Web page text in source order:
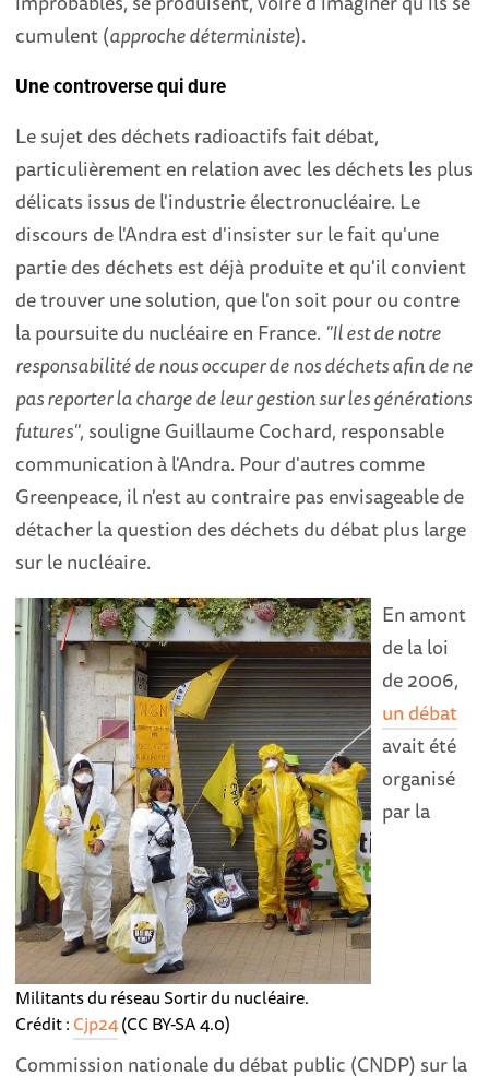
cumulent (approche déterministe).
Une controverse qui dure
Le sujet des déchets radioactifs fait débat,
particulièrement en relation avec les déchets les plus
délicats issus de l'industrie électronucléaire. Le
discours de l'Andra est d'insister sur le fait qu'une
partie des déchets est déjà produite et qu'il convient
de trouver une solution, que l'on soit pour ou contre
la poursuite du nucléaire en France. "Il est de notre
responsabilité de nous occuper de nos déchets afin de ne
pas reporter la charge de leur gestion sur les générations
futures", souligne Guillaume Cochard, responsable
communication à l'Andra. Pour d'autres comme
Greenpeace, il n'est au contraire pas envisageable de
détacher la question des déchets du débat plus large
sur le nucléaire.
Militants du réseau Sortir du nucléaire.
Crédit :Cjp24(CC BY-SA 4.0)
En amont
de la loi
de 2006,
un débat
avait été
organisé
par la
Commission nationale du débat public (CNDP) sur la